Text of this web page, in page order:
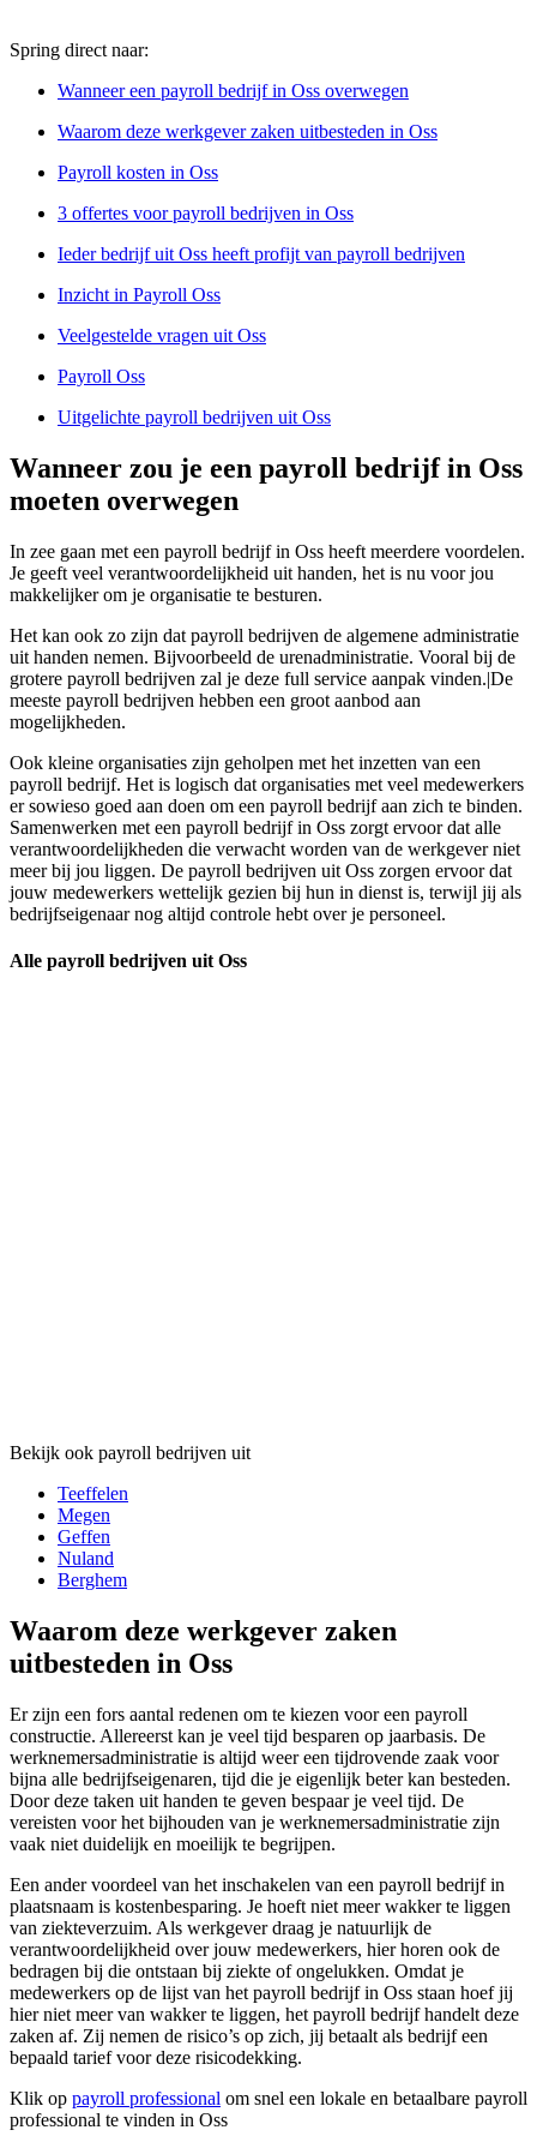
Spring direct naar:
Wanneer een payroll bedrijf in Oss overwegen
Waarom deze werkgever zaken uitbesteden in Oss
Payroll kosten in Oss
3 offertes voor payroll bedrijven in Oss
Ieder bedrijf uit Oss heeft profijt van payroll bedrijven
Inzicht in Payroll Oss
Veelgestelde vragen uit Oss
Payroll Oss
Uitgelichte payroll bedrijven uit Oss
Wanneer zou je een payroll bedrijf in Oss
moeten overwegen
In zee gaan met een payroll bedrijf in Oss heeft meerdere voordelen.
Je geeft veel verantwoordelijkheid uit handen, het is nu voor jou
makkelijker om je organisatie te besturen.
Het kan ook zo zijn dat payroll bedrijven de algemene administratie
uit handen nemen. Bijvoorbeeld de urenadministratie. Vooral bij de
grotere payroll bedrijven zal je deze full service aanpak vinden.|De
meeste payroll bedrijven hebben een groot aanbod aan
mogelijkheden.
Ook kleine organisaties zijn geholpen met het inzetten van een
payroll bedrijf. Het is logisch dat organisaties met veel medewerkers
er sowieso goed aan doen om een payroll bedrijf aan zich te binden.
Samenwerken met een payroll bedrijf in Oss zorgt ervoor dat alle
verantwoordelijkheden die verwacht worden van de werkgever niet
meer bij jou liggen. De payroll bedrijven uit Oss zorgen ervoor dat
jouw medewerkers wettelijk gezien bij hun in dienst is, terwijl jij als
bedrijfseigenaar nog altijd controle hebt over je personeel.
Alle payroll bedrijven uit Oss
Bekijk ook payroll bedrijven uit
Teeffelen
Megen
Geffen
Nuland
Berghem
Waarom deze werkgever zaken
uitbesteden in Oss
Er zijn een fors aantal redenen om te kiezen voor een payroll
constructie. Allereerst kan je veel tijd besparen op jaarbasis. De
werknemersadministratie is altijd weer een tijdrovende zaak voor
bijna alle bedrijfseigenaren, tijd die je eigenlijk beter kan besteden.
Door deze taken uit handen te geven bespaar je veel tijd. De
vereisten voor het bijhouden van je werknemersadministratie zijn
vaak niet duidelijk en moeilijk te begrijpen.
Een ander voordeel van het inschakelen van een payroll bedrijf in
plaatsnaam is kostenbesparing. Je hoeft niet meer wakker te liggen
van ziekteverzuim. Als werkgever draag je natuurlijk de
verantwoordelijkheid over jouw medewerkers, hier horen ook de
bedragen bij die ontstaan bij ziekte of ongelukken. Omdat je
medewerkers op de lijst van het payroll bedrijf in Oss staan hoef jij
hier niet meer van wakker te liggen, het payroll bedrijf handelt deze
zaken af. Zij nemen de risico’s op zich, jij betaalt als bedrijf een
bepaald tarief voor deze risicodekking.
Klik op payroll professional om snel een lokale en betaalbare payroll
professional te vinden in Oss